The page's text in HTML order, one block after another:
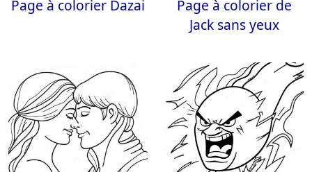
Page à colorier Dazai
Page à colorier de
Jack sans yeux